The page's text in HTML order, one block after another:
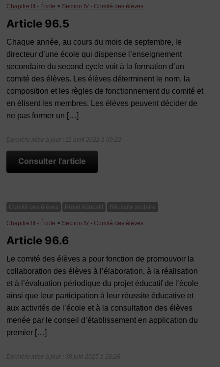
Chapitre III - École > Section IV - Comité des élèves
Article 96.5
Chaque année, au cours du mois de septembre, le
directeur d’une école qui dispense l’enseignement
secondaire du second cycle voit à la formation d’un
comité des élèves. Les élèves déterminent le nom, la
composition et les règles de fonctionnement du comité et
en élisent les membres. Les élèves peuvent décider de
ne pas former un […]
Dernière mise à jour : 11 avril 2022 à 09:22
Consulter l'article
Comité des élèves Projet éducatif Réussite scolaire
Chapitre III - École > Section IV - Comité des élèves
Article 96.6
Le comité des élèves a pour fonction de promouvoir la
collaboration des élèves à l’élaboration, à la réalisation
et à l’évaluation périodique du projet éducatif de l’école
ainsi que leur participation à leur réussite éducative et
aux activités de l’école et à la consultation des élèves
menée par le conseil d’établissement en application du
premier […]
Dernière mise à jour : 30 juin 2025 à 16:26